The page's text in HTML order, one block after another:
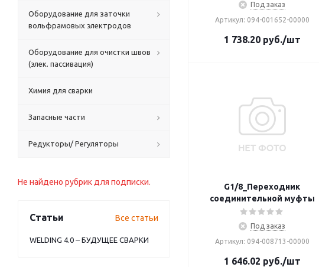
Под заказ
Артикул: 094-001652-00000
1 738.20руб./шт
G1/8_Переходник
соединительной муфты
Под заказ
Артикул: 094-008713-00000
1 646.02 руб./шт
Оборудование для заточки
вольфрамовых электродов
Оборудование для очистки швов
(элек. пассивация)
Химия для сварки
Запасные части
Редукторы/ Регуляторы
Не найдено рубрик для подписки.
Статьи Все статьи
WELDING 4.0 – БУДУЩЕЕ СВАРКИ